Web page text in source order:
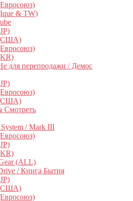
& TW)
для перепродажи / Демос
Смотреть
/ Mark III
(ALL)
/ Книга Бытия